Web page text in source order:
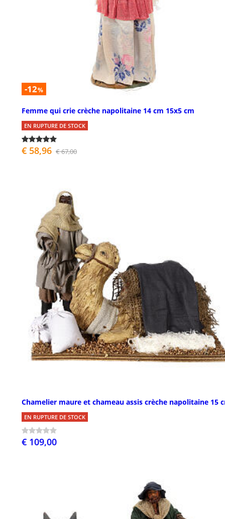
-12%
Femme qui crie crèche napolitaine 14 cm 15x5 cm
EN RUPTURE DE STOCK
€ 58,96 € 67,00
Chamelier maure et chameau assis crèche napolitaine 15
EN RUPTURE DE STOCK
€ 109,00